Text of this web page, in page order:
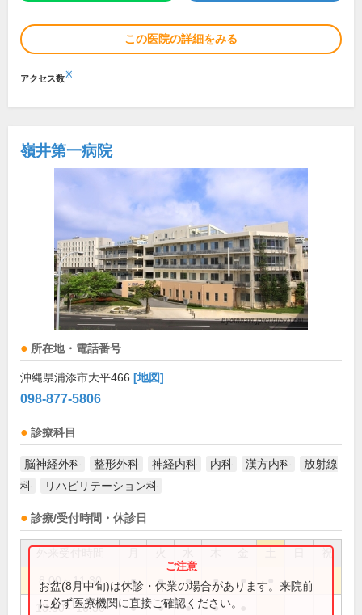
この医院の詳細をみる
アクセス数※
嶺井第一病院
所在地・電話番号
沖縄県浦添市大平466 [地図]
098-877-5806
診療科目
脳神経外科 整形外科 神経内科 内科 漢方内科
放射線
科
リハビリテーション科
診療/受付時間・休診日
祝
8:00～11:30 ● ● ● ● ●
13:30～16:30 ● ● ● ●
お盆(8月中旬)は休診・休業の場合があります。来院前
に必ず医療機関に直接ご確認ください。